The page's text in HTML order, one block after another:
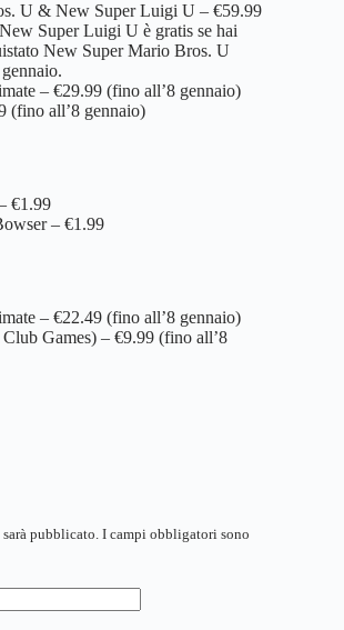
U & New Super Luigi U – €59.99
Super Luigi U è gratis se hai
New Super Mario Bros. U
– €29.99 (fino all’8 gennaio)
(fino all’8 gennaio)
€1.99
– €1.99
– €22.49 (fino all’8 gennaio)
Games) – €9.99 (fino all’8
pubblicato. I campi obbligatori sono